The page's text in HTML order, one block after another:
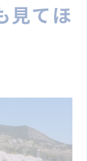
見てほ